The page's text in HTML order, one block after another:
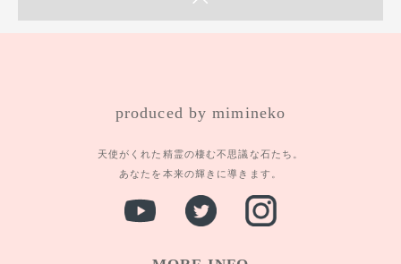
produced by mimineko
天使がくれた精霊の棲む不思議な石たち。
あなたを本来の輝きに導きます。